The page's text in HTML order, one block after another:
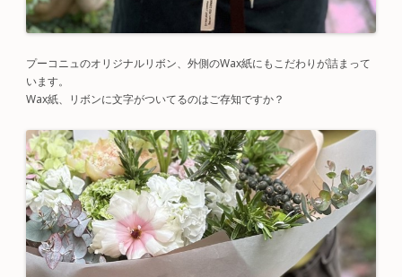
プーコニュのオリジナルリボン、外側のWax紙にもこだわりが詰まって
います。
Wax紙、リボンに文字がついてるのはご存知ですか？